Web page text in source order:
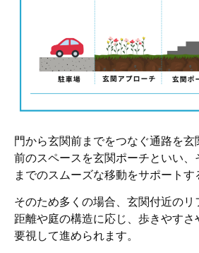
門から玄関前までをつなぐ通路を
前のスペースを玄関ポーチといい、
までのスムーズな移動をサポートす
そのため多くの場合、玄関付近の
距離や庭の構造に応じ、歩きやす
要視して進められます。